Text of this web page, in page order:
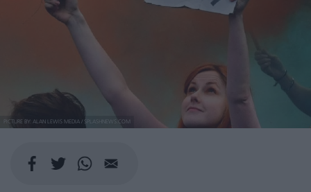
PICTURE BY: ALAN LEWIS MEDIA / SPLASHNEWS.COM